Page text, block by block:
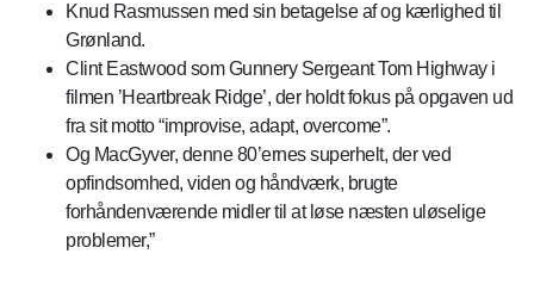
Knud Rasmussen med sin betagelse af og kærlighed til
Grønland.
Clint Eastwood som Gunnery Sergeant Tom Highway i
filmen ’Heartbreak Ridge’, der holdt fokus på opgaven ud
fra sit motto “improvise, adapt, overcome”.
Og MacGyver, denne 80’ernes superhelt, der ved
opfindsomhed, viden og håndværk, brugte
forhåndenværende midler til at løse næsten uløselige
problemer,”